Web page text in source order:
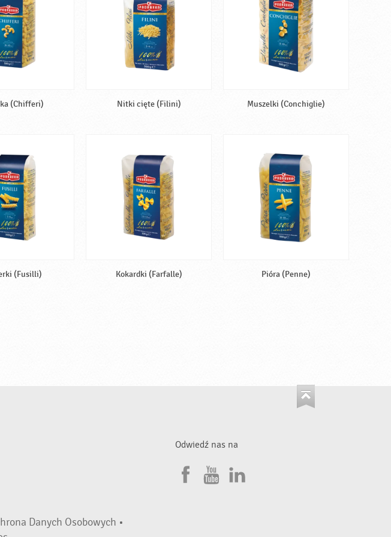
(Chifferi) Nitki cięte (Filini) Muszelki (Conchiglie)
(Fusilli) Kokardki (Farfalle) Pióra (Penne)
Danych Osobowych •
Odwiedź nas na